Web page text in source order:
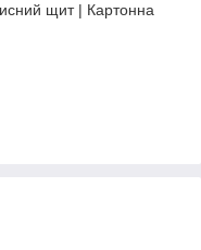
щит | Картонна